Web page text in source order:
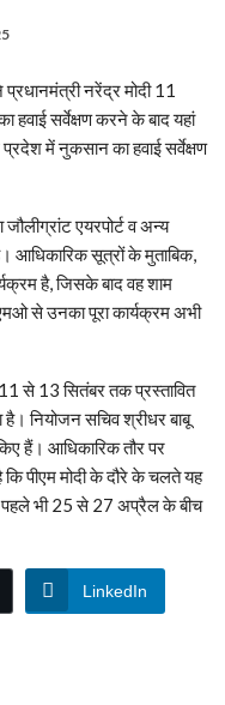
नरेंद्र मोदी 11
हवाई सर्वेक्षण करने के बाद यहां
में नुकसान का हवाई सर्वेक्षण
एयरपोर्ट व अन्य
आधिकारिक सूत्रों के मुताबिक,
है, जिसके बाद वह शाम
से उनका पूरा कार्यक्रम अभी
से 13 सितंबर तक प्रस्तावित
है। नियोजन सचिव श्रीधर बाबू
हैं। आधिकारिक तौर पर
कि पीएम मोदी के दौरे के चलते यह
पहले भी 25 से 27 अप्रैल के बीच
LinkedIn